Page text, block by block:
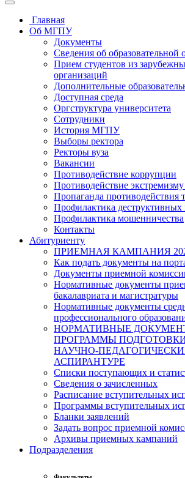
Главная
Об МГПУ
Документы
Сведения об образовательной
Прием студентов из
организаций
Дополнительные
Доступная среда
Оргструктура университета
Сотрудники
История МГПУ
Выборы ректора
Ректоры вуза
Вакансии
Противодействие коррупции
Противодействие
Пропаганда противодействия
Профилактика деструктивных
Профилактика мошенничества
Контакты
Абитуриенту
ПРИЕМНАЯ КАМПАНИЯ
Как подать документы на
Документы приемной
Нормативные документы
бакалавриата и магистратуры
Нормативные документы
профессионального
НОРМАТИВНЫЕ
ПРОГРАММЫ
НАУЧНО-
АСПИРАНТУРЕ
Списки поступающих и
Сведения о зачисленных
Расписание вступительных
Программы вступительных
Бланки заявлений
Задать вопрос приемной
Архивы приемных кампаний
Подразделения